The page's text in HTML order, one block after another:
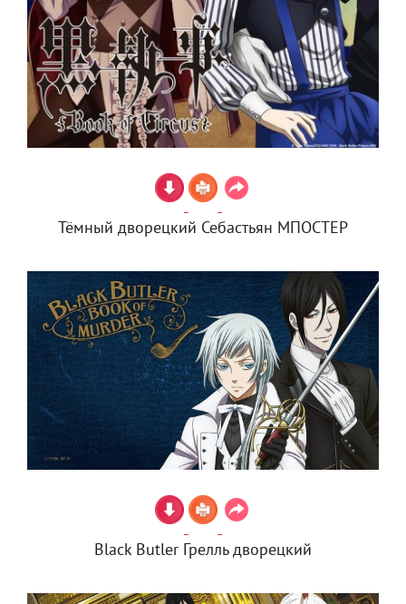
Тёмный дворецкий Себастьян МПОСТЕР
Black Butler Грелль дворецкий